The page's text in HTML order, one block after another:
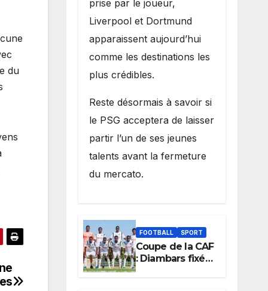
du
prise par le joueur,
Liverpool et Dortmund
apparaissent aujourd’hui
comme les destinations les
plus crédibles.
Reste désormais à savoir si
le PSG acceptera de laisser
partir l’un de ses jeunes
talents avant la fermeture
du mercato.
FOOTBALL SPORT
Coupe de la CAF
: Diambars fixé
sur son destin